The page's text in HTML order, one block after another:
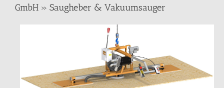
GmbH » Saugheber & Vakuumsauger